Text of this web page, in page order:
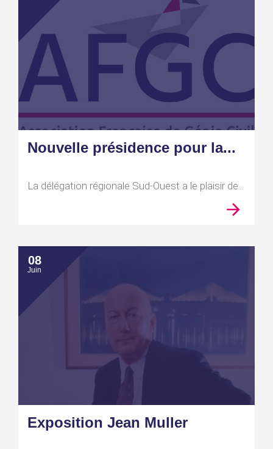
Nouvelle présidence pour la...
La délégation régionale Sud-Ouest a le plaisir de...
08
Juin
Exposition Jean Muller